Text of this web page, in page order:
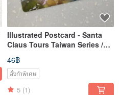
Illustrated Postcard - Santa
Claus Tours Taiwan Series /
Green Island Swim
46฿
สั่งทำพิเศษ
5 (1)